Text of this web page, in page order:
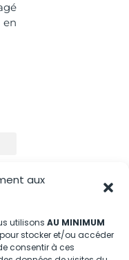
aux
utilisons AU MINIMUM
stocker et/ou accéder
consentir à ces